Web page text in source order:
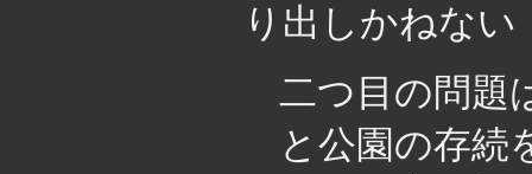
り出しかねない
二つ目の問題
と公園の存続